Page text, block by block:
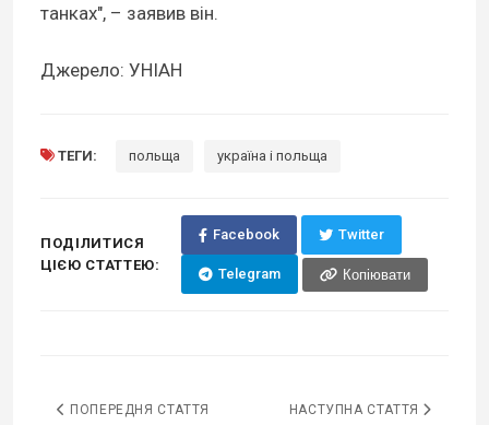
танках", – заявив він.
Джерело: УНІАН
ТЕГИ: польща україна і польща
ПОДІЛИТИСЯ
ЦІЄЮ СТАТТЕЮ:
Facebook Twitter
Telegram Копіювати
ПОПЕРЕДНЯ СТАТТЯ НАСТУПНА СТАТТЯ